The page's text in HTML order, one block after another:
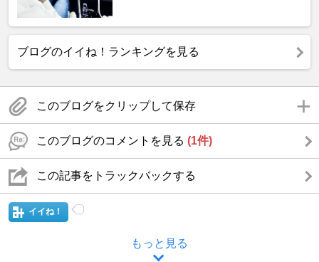
ブログのイイね！ランキングを見る
このブログをクリップして保存
このブログのコメントを見る (1件)
この記事をトラックバックする
イイね！
もっと見る